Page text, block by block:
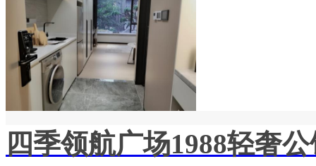
四季领航广场1988轻奢